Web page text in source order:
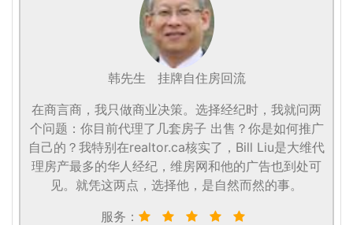
韩先生
挂牌自住房回流
在商言商，我只做商业决策。选择经纪时，我就问两
个问题：你目前代理了几套房子 出售？你是如何推广
自己的？我特别在realtor.ca核实了，Bill Liu是大维代
理房产最多的华人经纪，维房网和他的广告也到处可
见。就凭这两点，选择他，是自然而然的事。
服务：